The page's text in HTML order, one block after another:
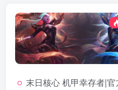
末日核心 机甲幸存者|官方中